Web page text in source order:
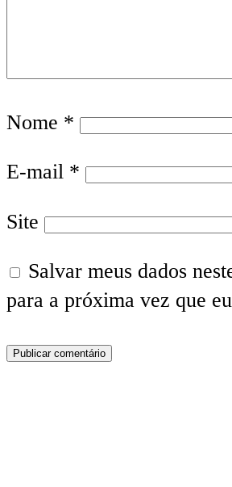
Nome *
E-mail *
Site
Salvar meus dados
para a próxima vez que